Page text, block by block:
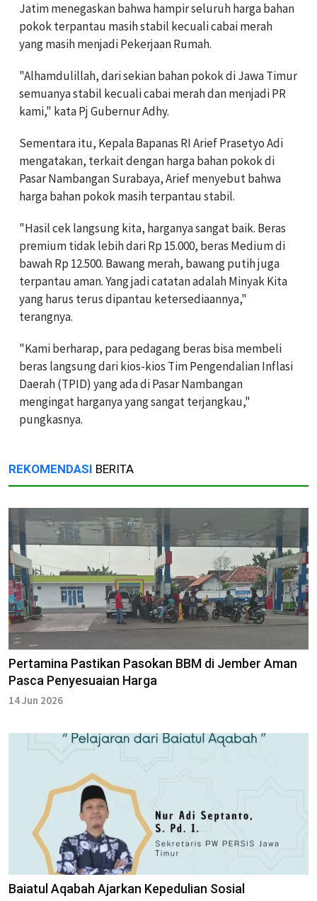
Jatim menegaskan bahwa hampir seluruh harga bahan
pokok terpantau masih stabil kecuali cabai merah
yang masih menjadi Pekerjaan Rumah.
"Alhamdulillah, dari sekian bahan pokok di Jawa Timur
semuanya stabil kecuali cabai merah dan menjadi PR
kami," kata Pj Gubernur Adhy.
Sementara itu, Kepala Bapanas RI Arief Prasetyo Adi
mengatakan, terkait dengan harga bahan pokok di
Pasar Nambangan Surabaya, Arief menyebut bahwa
harga bahan pokok masih terpantau stabil.
"Hasil cek langsung kita, harganya sangat baik. Beras
premium tidak lebih dari Rp 15.000, beras Medium di
bawah Rp 12.500. Bawang merah, bawang putih juga
terpantau aman. Yang jadi catatan adalah Minyak Kita
yang harus terus dipantau ketersediaannya,"
terangnya.
"Kami berharap, para pedagang beras bisa membeli
beras langsung dari kios-kios Tim Pengendalian Inflasi
Daerah (TPID) yang ada di Pasar Nambangan
mengingat harganya yang sangat terjangkau,"
pungkasnya.
REKOMENDASI BERITA
Pertamina Pastikan Pasokan BBM di Jember Aman
Pasca Penyesuaian Harga
14 Jun 2026
Baiatul Aqabah Ajarkan Kepedulian Sosial